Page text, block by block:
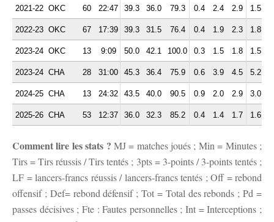
2021-22 OKC 60 22:47 39.3 36.0 79.3 0.4 2.4 2.9 1.5
2022-23 OKC 67 17:39 39.3 31.5 76.4 0.4 1.9 2.3 1.8
2023-24 OKC 13 9:09 50.0 42.1 100.0 0.3 1.5 1.8 1.5
2023-24 CHA 28 31:00 45.3 36.4 75.9 0.6 3.9 4.5 5.2
2024-25 CHA 13 24:32 43.5 40.0 90.5 0.9 2.0 2.9 3.0
2025-26 CHA 53 12:37 36.0 32.3 85.2 0.4 1.4 1.7 1.6
Comment lire les stats ? MJ = matches joués ; Min = Minutes ;
Tirs = Tirs réussis / Tirs tentés ; 3pts = 3-points / 3-points tentés ;
LF = lancers-francs réussis / lancers-francs tentés ; Off = rebond
offensif ; Def= rebond défensif ; Tot = Total des rebonds ; Pd =
passes décisives ; Fte : Fautes personnelles ; Int = Interceptions ;